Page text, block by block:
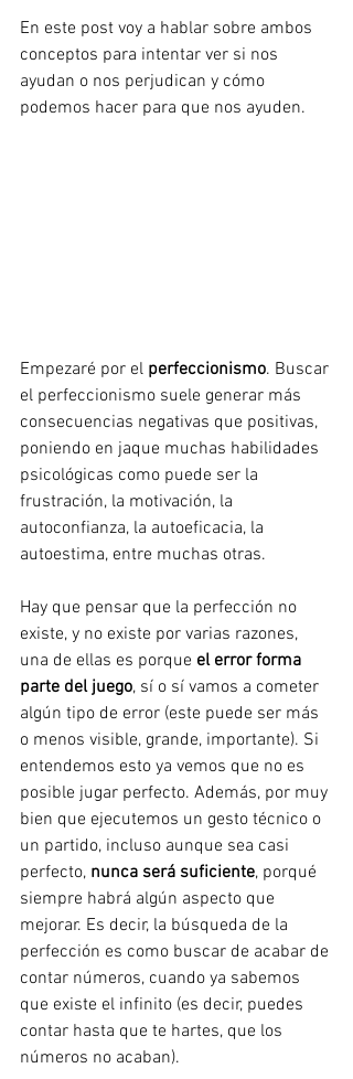
En este post voy a hablar sobre ambos
conceptos para intentar ver si nos
ayudan o nos perjudican y cómo
podemos hacer para que nos ayuden.
Empezaré por el perfeccionismo. Buscar
el perfeccionismo suele generar más
consecuencias negativas que positivas,
poniendo en jaque muchas habilidades
psicológicas como puede ser la
frustración, la motivación, la
autoconfianza, la autoeficacia, la
autoestima, entre muchas otras.
Hay que pensar que la perfección no
existe, y no existe por varias razones,
una de ellas es porque el error forma
parte del juego, sí o sí vamos a cometer
algún tipo de error (este puede ser más
o menos visible, grande, importante). Si
entendemos esto ya vemos que no es
posible jugar perfecto. Además, por muy
bien que ejecutemos un gesto técnico o
un partido, incluso aunque sea casi
perfecto, nunca será suficiente, porqué
siempre habrá algún aspecto que
mejorar. Es decir, la búsqueda de la
perfección es como buscar de acabar de
contar números, cuando ya sabemos
que existe el infinito (es decir, puedes
contar hasta que te hartes, que los
números no acaban).